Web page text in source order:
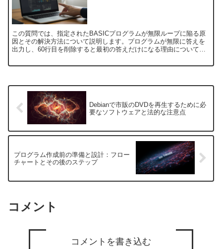
この質問では、指定されたBASICプログラムが無限ループに陥る原
因とその解決方法について説明します。プログラムが無限に答えを
出力し、60行目を削除すると最初の答えだけになる理由について詳
Debianで市販のDVDを再生するために必
要なソフトウェアと法的な注意点
プログラム作成前の準備と設計：フロー
チャートとその後のステップ
コメント
コメントを書き込む